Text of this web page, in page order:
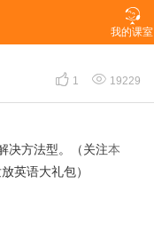

我的课室
模板！解决方法
 1  19229
决方法型。（关注本
英语大礼包）